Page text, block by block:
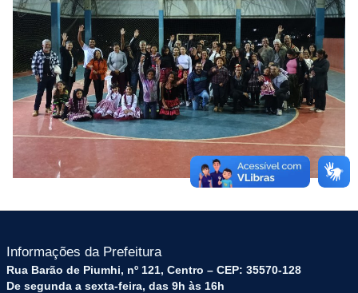
Informações da Prefeitura
Rua Barão de Piumhi, nº 121, Centro – CEP: 35570-128
De segunda a sexta-feira, das 9h às 16h